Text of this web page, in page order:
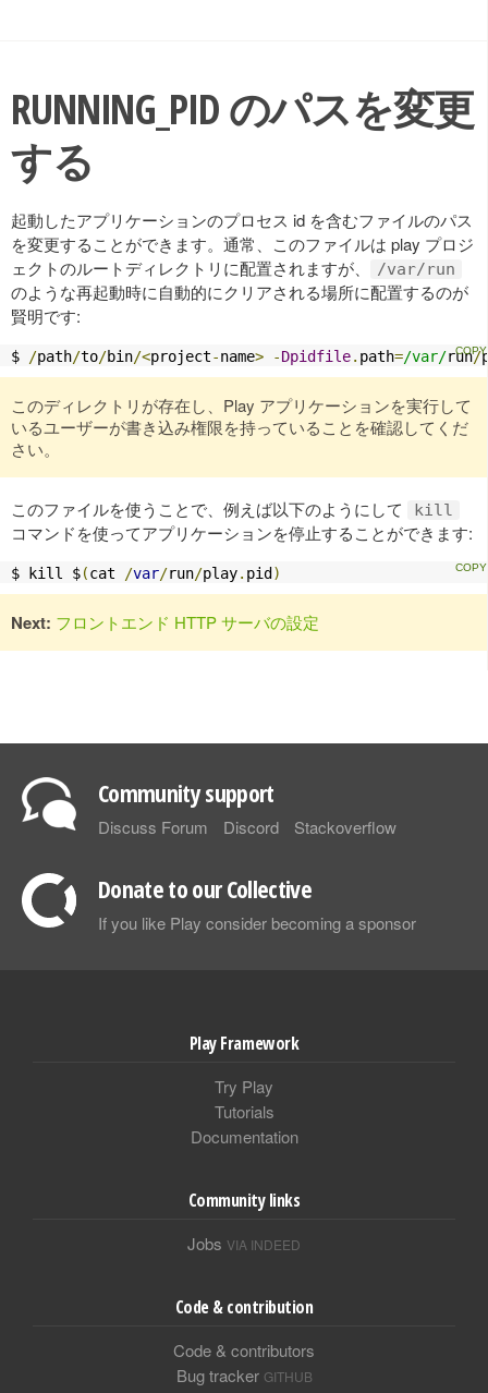
RUNNING_PID のパスを変更
する
起動したアプリケーションのプロセス id を含むファイルのパス
を変更することができます。通常、このファイルは play プロジ
ェクトのルートディレクトリに配置されますが、
/var/run
のような再起動時に自動的にクリアされる場所に配置するのが
賢明です:
$ /path/to/bin/<project-name> -Dpidfile. path=/var/run/
このディレクトリが存在し、Play アプリケーションを実行して
いるユーザーが書き込み権限を持っていることを確認してくだ
さい。
このファイルを使うことで、例えば以下のようにして kill
コマンドを使ってアプリケーションを停止することができます:
$ kill $(cat /var/run/play. pid)
Next: フロントエンド HTTP サーバの設定
Community support
Discuss Forum Discord Stackoverflow
Donate to our Collective
If you like Play consider becoming a sponsor
Play Framework
Try Play
Tutorials
Documentation
Community links
Jobs VIA INDEED
Code & contribution
Code & contributors
Bug tracker GITHUB